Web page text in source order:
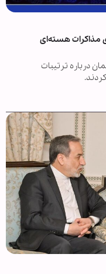
مذاکرات هسته‌ای
درباره ترتیبات